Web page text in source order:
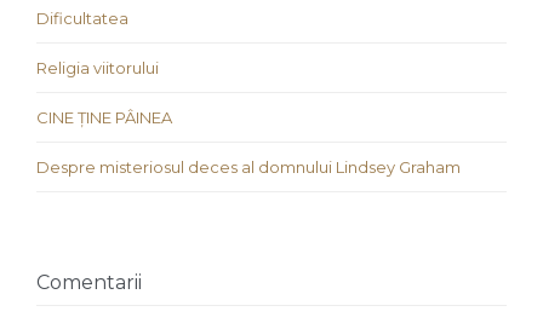
Dificultatea
Religia viitorului
CINE ȚINE PÂINEA
Despre misteriosul deces al domnului Lindsey Graham
Comentarii